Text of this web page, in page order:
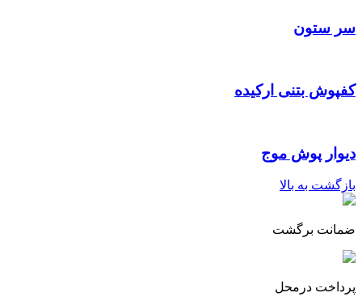
سر ستون
کفپوش بتنی ارکیده
دیوار پوش موج
بازگشت به بالا
ضمانت برگشت
پرداخت درمحل